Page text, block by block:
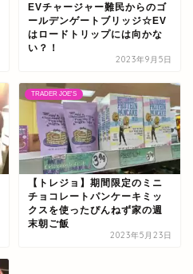
EVチャージャー難民からのゴ
ールデンゲートブリッジ☆EV
はロードトリップには向かな
い？！
2023年9月5日
TRADER JOE'S
【トレジョ】期間限定のミニ
チョコレートパンケーキミッ
クスを使ったぴんねず家の週
末朝ご飯
2023年5月23日